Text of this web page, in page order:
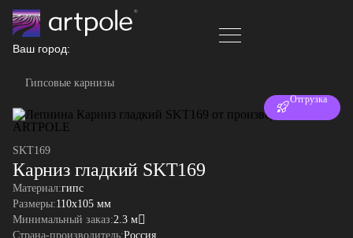
Ваш город:
Гипсовые карнизы
Отгрузка
SKT169
Карниз гладкий SKT169
Материал:гипс
Размеры:110x105 мм
Минимальный заказ:2.3 м
Страна-производитель:Россия